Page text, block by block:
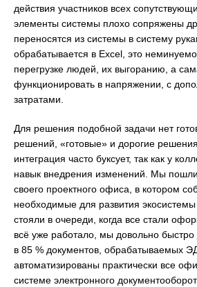
действия участников всех
элементы системы плохо сопряжены
переносятся из системы в систему
обрабатывается в Excel, это
перегрузке людей, их выгоранию, а
функционировать в напряжении, с
затратами.
Для решения подобной задачи нет
решений, «готовые» и дорогие
интеграция часто буксует, так как у
навык внедрения изменений. Мы
своего проектного офиса, в котором
необходимые для развития
стояли в очереди, когда все стали
всё уже работало, мы довольно быстро
в 85 % документов, обрабатываемых
автоматизированы практически все
системе электронного